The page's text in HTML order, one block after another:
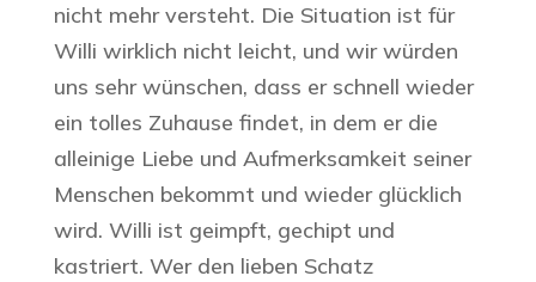
nicht mehr versteht. Die Situation ist für
Willi wirklich nicht leicht, und wir würden
uns sehr wünschen, dass er schnell wieder
ein tolles Zuhause findet, in dem er die
alleinige Liebe und Aufmerksamkeit seiner
Menschen bekommt und wieder glücklich
wird. Willi ist geimpft, gechipt und
kastriert. Wer den lieben Schatz